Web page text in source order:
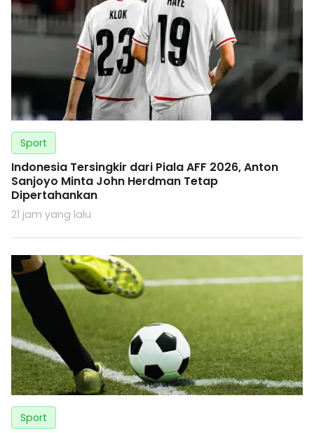
Sport
Indonesia Tersingkir dari Piala AFF 2026, Anton
Sanjoyo Minta John Herdman Tetap
Dipertahankan
21 jam yang lalu
Sport